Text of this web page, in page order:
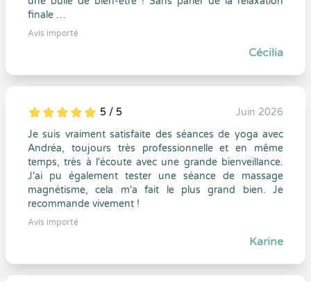
finale …
Avis importé
Cécilia
5
1
5
0 5 / 5
Juin 2026
Je suis vraiment satisfaite des séances de yoga avec
Andréa, toujours très professionnelle et en même
temps, très à l'écoute avec une grande bienveillance.
J'ai pu également tester une séance de massage
magnétisme, cela m'a fait le plus grand bien. Je
recommande vivement !
Avis importé
Karine